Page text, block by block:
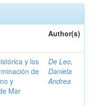
Author(s)
y los
de
y
Mar
De Leo,
Daniela
Andrea